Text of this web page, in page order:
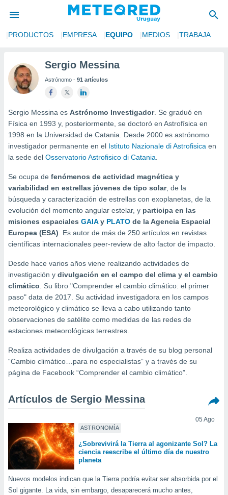
ha
por
la
se
a este
las
y
forma
digital
basada
permite
contenido
coste.
la
todas
ya sean
en
así como
perfil
y
en
ACEPTAR
PRODUCTOS EMPRESA EQUIPO MEDIOS TRABAJA
Sergio Messina
Astrónomo - 91 artículos
Sergio Messina es Astrónomo Investigador. Se graduó en
Física en 1993 y, posteriormente, se doctoró en Astrofísica en
1998 en la Universidad de Catania. Desde 2000 es astrónomo
investigador permanente en el Istituto Nazionale di Astrofisica en
la sede del Osservatorio Astrofisico di Catania.
Se ocupa de fenómenos de actividad magnética y
variabilidad en estrellas jóvenes de tipo solar, de la
búsqueda y caracterización de estrellas con exoplanetas, de la
evolución del momento angular estelar, y participa en las
misiones espaciales GAIAy PLATO de la Agencia Espacial
Europea (ESA). Es autor de más de 250 artículos en revistas
científicas internacionales peer-review de alto factor de impacto.
Desde hace varios años viene realizando actividades de
investigación y divulgación en el campo del clima y el cambio
climático. Su libro "Comprender el cambio climático: el primer
paso" data de 2017. Su actividad investigadora en los campos
meteorológico y climático se lleva a cabo utilizando tanto
observaciones de satélite como medidas de las redes de
estaciones meteorológicas terrestres.
Realiza actividades de divulgación a través de su blog personal
“Cambio climático…para no especialistas” y a través de su
página de Facebook “Comprender el cambio climático”.
Artículos de Sergio Messina
ASTRONOMÍA
05 Ago
¿Sobrevivirá la Tierra al agonizante Sol? La
ciencia reescribe el último día de nuestro
planeta
Nuevos modelos indican que la Tierra podría evitar ser absorbida por el
Sol gigante. La vida, sin embargo, desaparecerá mucho antes,